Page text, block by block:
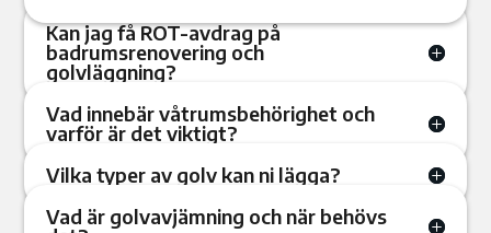
Kan jag få ROT-avdrag på
badrumsrenovering och
golvläggning?
Vad innebär våtrumsbehörighet och
varför är det viktigt?
Vilka typer av golv kan ni lägga?
Vad är golvavjämning och när behövs